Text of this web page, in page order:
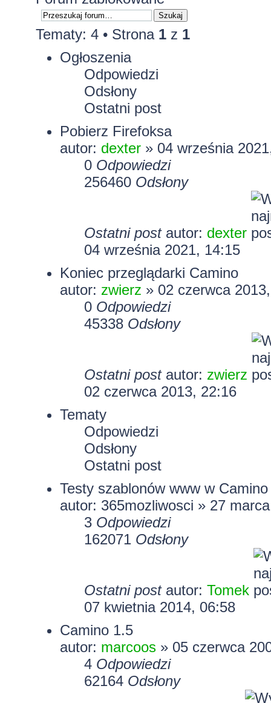
Tematy: 4 • Strona 1z 1
Ogłoszenia
Odpowiedzi
Odsłony
Ostatni post
Pobierz Firefoksa
autor: dexter» 04 września
0 Odpowiedzi
256460 Odsłony
Ostatni post autor: dexter
04 września 2021, 14:15
Koniec przeglądarki Camino
autor: zwierz » 02 czerwca
0 Odpowiedzi
45338 Odsłony
Ostatni post autor: zwierz
02 czerwca 2013, 22:16
Tematy
Odpowiedzi
Odsłony
Ostatni post
Testy szablonów www w Camino
autor: 365mozliwosci » 27
3 Odpowiedzi
162071 Odsłony
Ostatni post autor: Tomek
07 kwietnia 2014, 06:58
Camino 1.5
autor: marcoos» 05 czerwca
4 Odpowiedzi
62164 Odsłony